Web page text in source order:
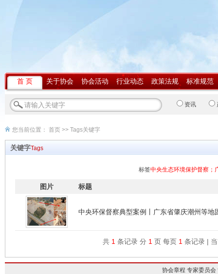
首 页 关于协会 协会活动 行业动态 政策法规 标准规范
资讯
您当前位置： 首页 >> Tags关键字
关键字Tags
标签中央生态环境保护督察；
图片 标题
中央环保督察典型案例丨广东省肇庆潮州等
共 1 条记录 分 1 页 每页 1 条记录 |
协会章程 专家委员会